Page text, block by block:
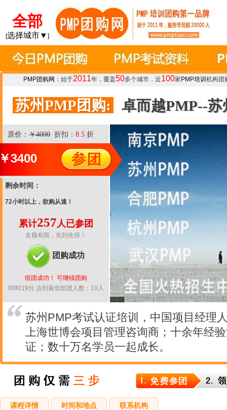
全部
[选择城市▼ ]
PMP团购网 ：始于2011年，覆盖50多个城市，近100家 PMP培训 机构团
苏州PMP团购: 卓而越PMP--
原价： ￥4000 折扣： 8.5 折
3400
剩余时间：
72小时以上，欲购从速！
累计257人已参团
名额有限，先到先得！
团购成功
组团成功！ 可继续团购
09时19分 达到最低组团人数：10人
苏州PMP考试认证培训，中国项目经理
上海世博会项目管理咨询商；十余年经
证；数十万名学员一起成长。
课程详情 时间和地点 联系机构